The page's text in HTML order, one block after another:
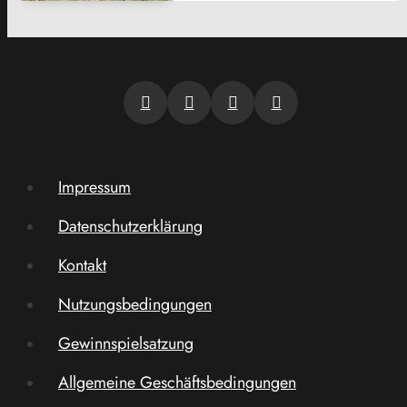
Impressum
Datenschutzerklärung
Kontakt
Nutzungsbedingungen
Gewinnspielsatzung
Allgemeine Geschäftsbedingungen